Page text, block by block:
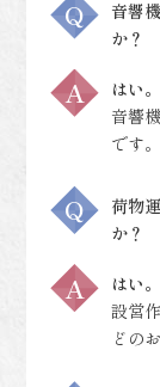
音響
か？
はい
音響
です。
荷物
か？
はい
設営
どの